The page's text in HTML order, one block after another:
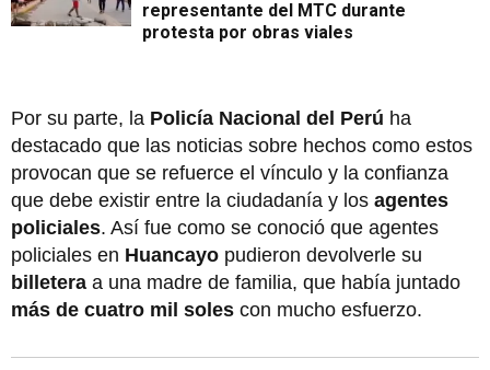
representante del MTC durante
protesta por obras viales
Por su parte, la Policía Nacional del Perú ha
destacado que las noticias sobre hechos como estos
provocan que se refuerce el vínculo y la confianza
que debe existir entre la ciudadanía y los agentes
policiales. Así fue como se conoció que agentes
policiales en Huancayo pudieron devolverle su
billetera a una madre de familia, que había juntado
más de cuatro mil soles con mucho esfuerzo.